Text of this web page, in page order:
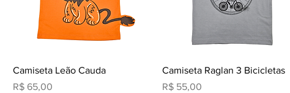
Visualização rápida
Camiseta Leão Cauda
Preço
R$ 65,00
Visualização rápida
Camiseta Raglan 3 Bicicletas
Preço
R$ 55,00